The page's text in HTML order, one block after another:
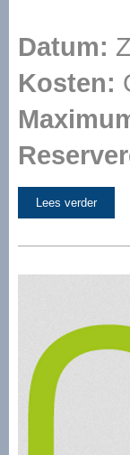
Datum:
Kosten:
Lees verder